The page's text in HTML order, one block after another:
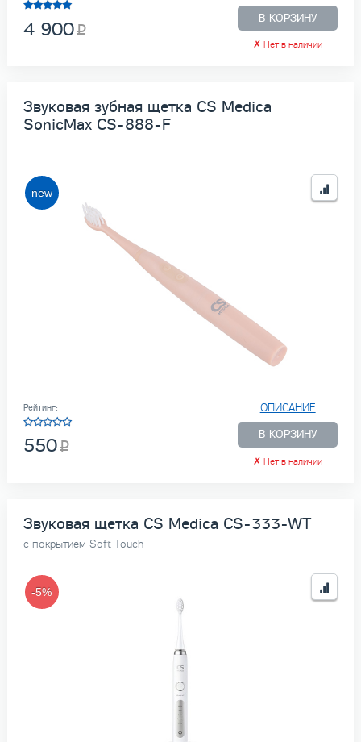
В КОРЗИНУ
✗ Нет в наличии
4 900
Звуковая зубная щетка CS Medica
SonicMax CS-888-F
ОПИСАНИЕ
В КОРЗИНУ
✗ Нет в наличии
Рейтинг:
550
Звуковая щетка CS Medica CS-333-WT
с покрытием Soft Touch
-5%